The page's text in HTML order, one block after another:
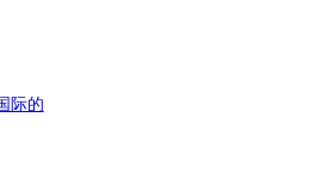
际的